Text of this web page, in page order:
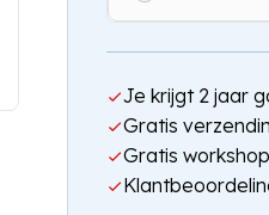
Je krijgt 2 jaar
Gratis
Gratis